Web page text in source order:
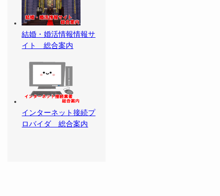
結婚・婚活情報情報サ
イト 総合案内
インターネット接続プ
ロバイダ 総合案内